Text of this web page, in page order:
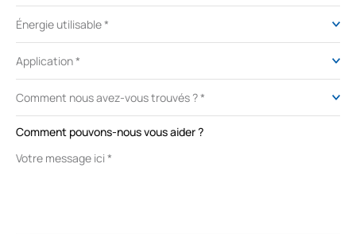
Comment pouvons-nous vous aider ?